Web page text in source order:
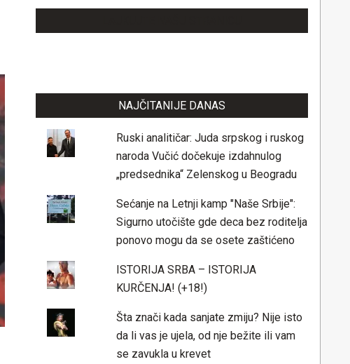
NAJČITANIJE DANAS
Ruski analitičar: Juda srpskog i ruskog
naroda Vučić dočekuje izdahnulog
„predsednika“ Zelenskog u Beogradu
Sećanje na Letnji kamp "Naše Srbije":
Sigurno utočište gde deca bez roditelja
ponovo mogu da se osete zaštićeno
ISTORIJA SRBA – ISTORIJA
KURČENJA! (+18!)
Šta znači kada sanjate zmiju? Nije isto
da li vas je ujela, od nje bežite ili vam
se zavukla u krevet